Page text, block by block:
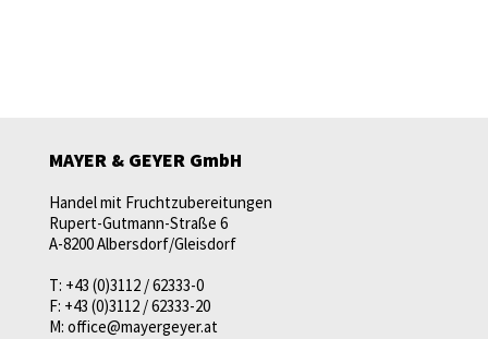
MAYER & GEYER GmbH
Handel mit Fruchtzubereitungen
Rupert-Gutmann-Straße 6
A-8200 Albersdorf/Gleisdorf
T: +43 (0)3112 / 62333-0
F: +43 (0)3112 / 62333-20
M: office@mayergeyer.at